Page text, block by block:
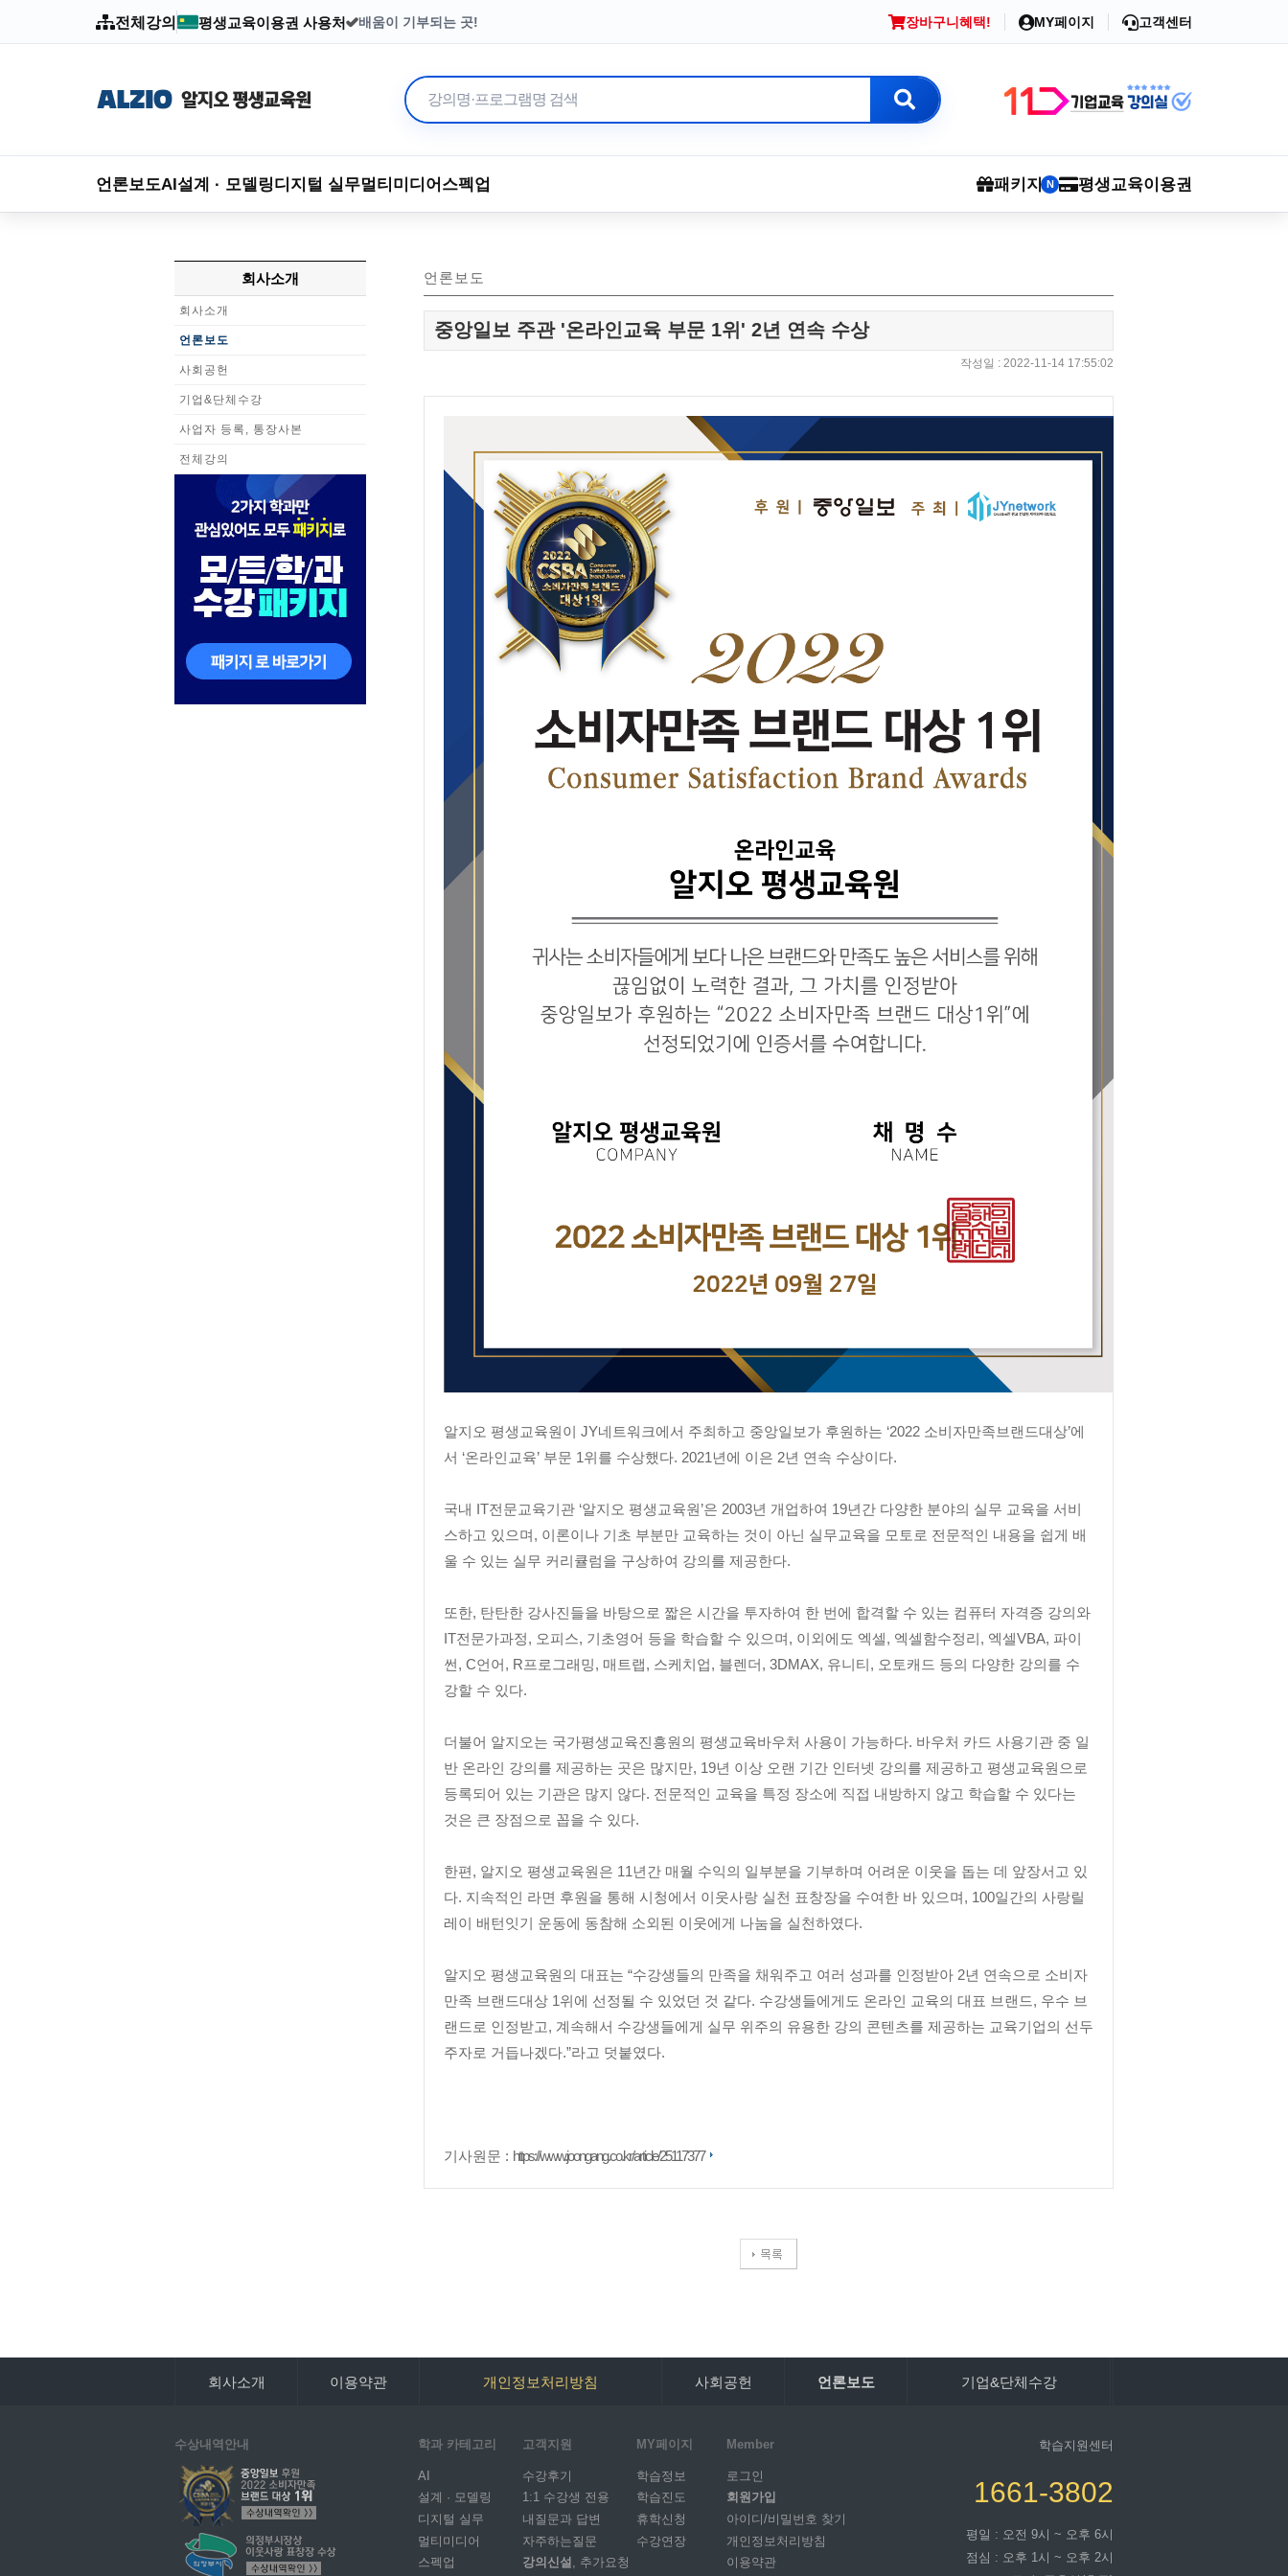
전체강의 평생교육이용권 사용처
배움이 기부되는 곳!
2003년부터 이어온 수강료 기부
장바구니혜택! MY페이지 고객센터
언론보도AI설계 · 모델링디지털 실무멀티미디어 스펙업 패키지 N 평생교육이용권
회사소개
회사소개
언론보도
사회공헌
기업&단체수강
사업자 등록, 통장사본
전체강의
언론보도
중앙일보 주관 '온라인교육 부문 1위' 2년 연속 수상
작성일 : 2022-11-14 17:55:02
알지오 평생교육원이 JY네트워크에서 주최하고 중앙일보가 후원하는 ‘2022 소비자만족브랜드대상’에
서 ‘온라인교육’ 부문 1위를 수상했다. 2021년에 이은 2년 연속 수상이다.
국내 IT전문교육기관 ‘알지오 평생교육원’은 2003년 개업하여 19년간 다양한 분야의 실무 교육을 서비
스하고 있으며, 이론이나 기초 부분만 교육하는 것이 아닌 실무교육을 모토로 전문적인 내용을 쉽게 배
울 수 있는 실무 커리큘럼을 구상하여 강의를 제공한다.
또한, 탄탄한 강사진들을 바탕으로 짧은 시간을 투자하여 한 번에 합격할 수 있는 컴퓨터 자격증 강의와
IT전문가과정, 오피스, 기초영어 등을 학습할 수 있으며, 이외에도 엑셀, 엑셀함수정리, 엑셀VBA, 파이
썬, C언어, R프로그래밍, 매트랩, 스케치업, 블렌더, 3DMAX, 유니티, 오토캐드 등의 다양한 강의를 수
강할 수 있다.
더불어 알지오는 국가평생교육진흥원의 평생교육바우처 사용이 가능하다. 바우처 카드 사용기관 중 일
반 온라인 강의를 제공하는 곳은 많지만, 19년 이상 오랜 기간 인터넷 강의를 제공하고 평생교육원으로
등록되어 있는 기관은 많지 않다. 전문적인 교육을 특정 장소에 직접 내방하지 않고 학습할 수 있다는
것은 큰 장점으로 꼽을 수 있다.
한편, 알지오 평생교육원은 11년간 매월 수익의 일부분을 기부하며 어려운 이웃을 돕는 데 앞장서고 있
다. 지속적인 라면 후원을 통해 시청에서 이웃사랑 실천 표창장을 수여한 바 있으며, 100일간의 사랑릴
레이 배턴잇기 운동에 동참해 소외된 이웃에게 나눔을 실천하였다.
알지오 평생교육원의 대표는 “수강생들의 만족을 채워주고 여러 성과를 인정받아 2년 연속으로 소비자
만족 브랜드대상 1위에 선정될 수 있었던 것 같다. 수강생들에게도 온라인 교육의 대표 브랜드, 우수 브
랜드로 인정받고, 계속해서 수강생들에게 실무 위주의 유용한 강의 콘텐츠를 제공하는 교육기업의 선두
주자로 거듭나겠다.”라고 덧붙였다.
기사원문 : https://www.joongang.co.kr/article/25117377
회사소개 이용약관 개인정보처리방침 사회공헌 언론보도 기업&단체수강
수상내역안내 학과 카테고리
AI
설계 · 모델링
디지털 실무
멀티미디어
스펙업
고객지원
수강후기
1:1 수강생 전용
내질문과 답변
자주하는질문
강의신설 , 추가요청
MY페이지
학습정보
학습진도
휴학신청
수강연장
Member
로그인
회원가입
아이디/비밀번호 찾기
개인정보처리방침
이용약관
학습지원센터
1661-3802
평일 : 오전 9시 ~ 오후 6시
점심 : 오후 1시 ~ 오후 2시